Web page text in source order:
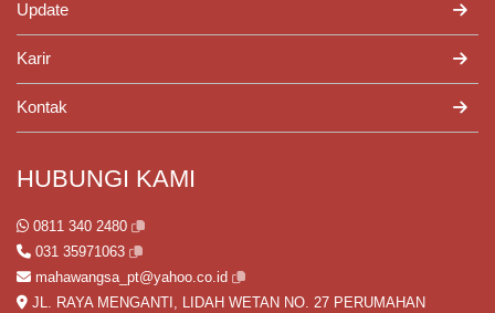
Update
Karir
Kontak
HUBUNGI KAMI
0811 340 2480
031 35971063
mahawangsa_pt@yahoo.co.id
JL. RAYA MENGANTI, LIDAH WETAN NO. 27 PERUMAHAN